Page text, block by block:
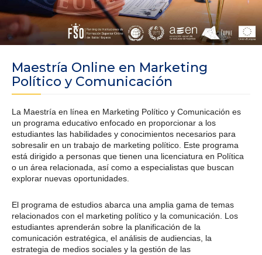
Maestría Online en Marketing
Político y Comunicación
La Maestría en línea en Marketing Político y Comunicación es
un programa educativo enfocado en proporcionar a los
estudiantes las habilidades y conocimientos necesarios para
sobresalir en un trabajo de marketing político. Este programa
está dirigido a personas que tienen una licenciatura en Política
o un área relacionada, así como a especialistas que buscan
explorar nuevas oportunidades.
El programa de estudios abarca una amplia gama de temas
relacionados con el marketing político y la comunicación. Los
estudiantes aprenderán sobre la planificación de la
comunicación estratégica, el análisis de audiencias, la
estrategia de medios sociales y la gestión de las